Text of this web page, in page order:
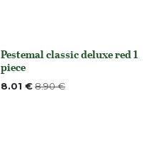
None
Pestemal classic deluxe red 1
piece
8.01 €8.90€